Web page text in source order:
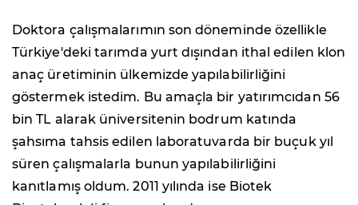
Doktora çalışmalarımın son döneminde özellikle
Türkiye'deki tarımda yurt dışından ithal edilen klon
anaç üretiminin ülkemizde yapılabilirliğini
göstermek istedim. Bu amaçla bir yatırımcıdan 56
bin TL alarak üniversitenin bodrum katında
şahsıma tahsis edilen laboratuvarda bir buçuk yıl
süren çalışmalarla bunun yapılabilirliğini
kanıtlamış oldum. 2011 yılında ise Biotek